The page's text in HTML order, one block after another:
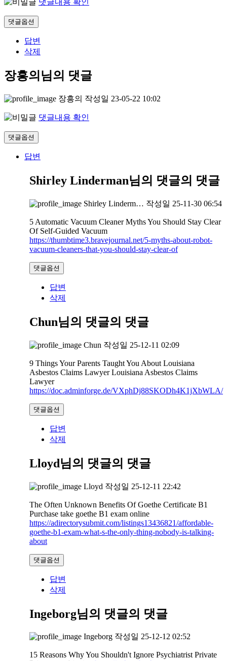
댓글내용 확인
댓글옵션
답변
삭제
장흥의님의 댓글
장흥의 작성일 23-05-22 10:02
댓글내용 확인
댓글옵션
답변
Shirley Linderman님의 댓글의 댓글
Shirley Linderm… 작성일 25-11-30 06:54
5 Automatic Vacuum Cleaner Myths You Should Stay Clear
Of Self-Guided Vacuum
https://thumbtime3.bravejournal.net/5-myths-about-robot-
vacuum-cleaners-that-you-should-stay-clear-of
댓글옵션
답변
삭제
Chun님의 댓글의 댓글
Chun 작성일 25-12-11 02:09
9 Things Your Parents Taught You About Louisiana
Asbestos Claims Lawyer Louisiana Asbestos Claims
Lawyer
https://doc.adminforge.de/VXphDj88SKODh4K1jXbWLA/
댓글옵션
답변
삭제
Lloyd님의 댓글의 댓글
Lloyd 작성일 25-12-11 22:42
The Often Unknown Benefits Of Goethe Certificate B1
Purchase take goethe B1 exam online
https://adirectorysubmit.com/listings13436821/affordable-
goethe-b1-exam-what-s-the-only-thing-nobody-is-talking-
about
댓글옵션
답변
삭제
Ingeborg님의 댓글의 댓글
Ingeborg 작성일 25-12-12 02:52
15 Reasons Why You Shouldn't Ignore Psychiatrist Private